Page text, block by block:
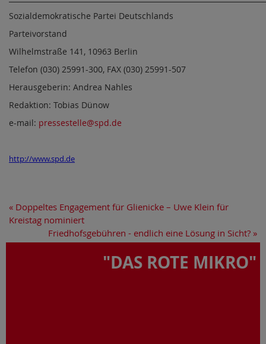
Sozialdemokratische Partei Deutschlands
Parteivorstand
Wilhelmstraße 141, 10963 Berlin
Telefon (030) 25991-300, FAX (030) 25991-507
Herausgeberin: Andrea Nahles
Redaktion: Tobias Dünow
e-mail: pressestelle@spd.de
http://www.spd.de
« Doppeltes Engagement für Glienicke – Uwe Klein für
Kreistag nominiert
Friedhofsgebühren - endlich eine Lösung in Sicht? »
"DAS ROTE MIKRO"